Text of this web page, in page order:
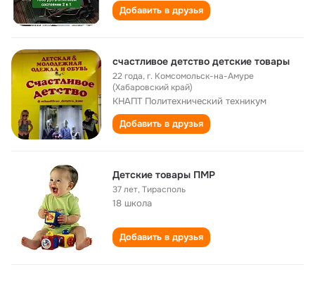
Добавить в друзья
счастливое детство детские товары
22 года,г. Комсомольск-на-Амуре
(Хабаровский край)
КНАПТ Политехнический техникум
Добавить в друзья
Детские товары ПМР
37 лет,Тирасполь
18 школа
Добавить в друзья